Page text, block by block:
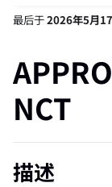
最后于2026年5月
NCT
描述